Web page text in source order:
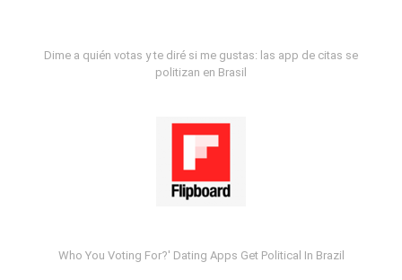
Dime a quién votas y te diré si me gustas: las app de citas se
politizan en Brasil
Who You Voting For?' Dating Apps Get Political In Brazil